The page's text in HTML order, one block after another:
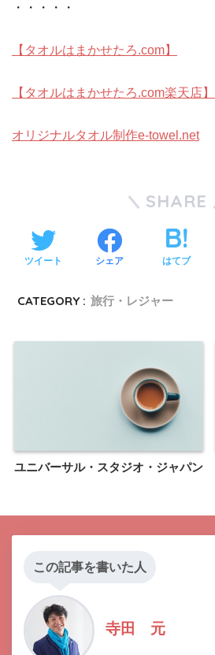
・・・・・
【タオルはまかせたろ.com】
【タオルはまかせたろ.com楽天店】
オリジナルタオル制作e-towel.net
SHARE
ツイート シェア はてブ
CATEGORY : 旅行・レジャー
ユニバーサル・スタジオ・ジャパン
この記事を書いた人
寺田 元